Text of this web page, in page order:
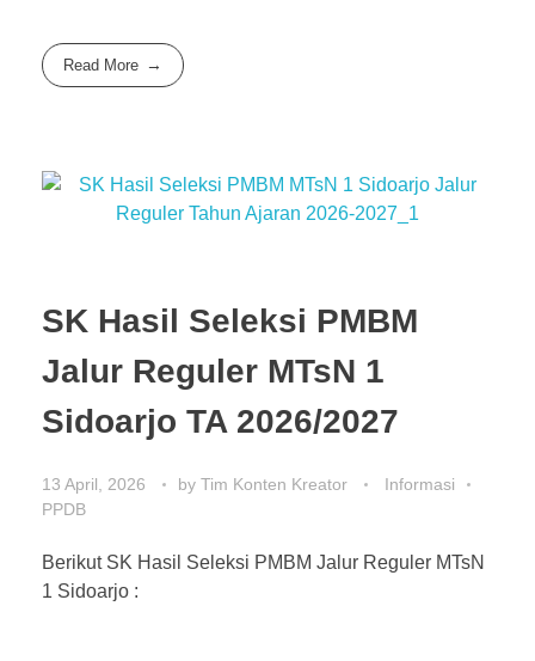
Read More
SK Hasil Seleksi PMBM
Jalur Reguler MTsN 1
Sidoarjo TA 2026/2027
13 April, 2026 by Tim Konten Kreator
Informasi
PPDB
Berikut SK Hasil Seleksi PMBM Jalur Reguler MTsN
1 Sidoarjo :